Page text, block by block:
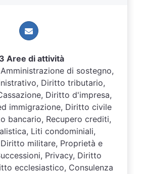
Aree di attività
di sostegno,
Diritto tributario,
Diritto d'impresa,
immigrazione, Diritto civile
bancario, Recupero crediti,
Liti condominiali,
militare, Proprietà e
Privacy, Diritto
ecclesiastico, Consulenza